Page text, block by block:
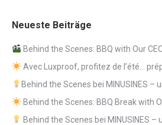
Neueste Beiträge
Behind the Scenes: BBQ with Our
Avec Luxproof, profitez de l’été…
Behind the Scenes bei MINUSINES –
Behind the Scenes: BBQ Break with
Behind the Scenes bei MINUSINES